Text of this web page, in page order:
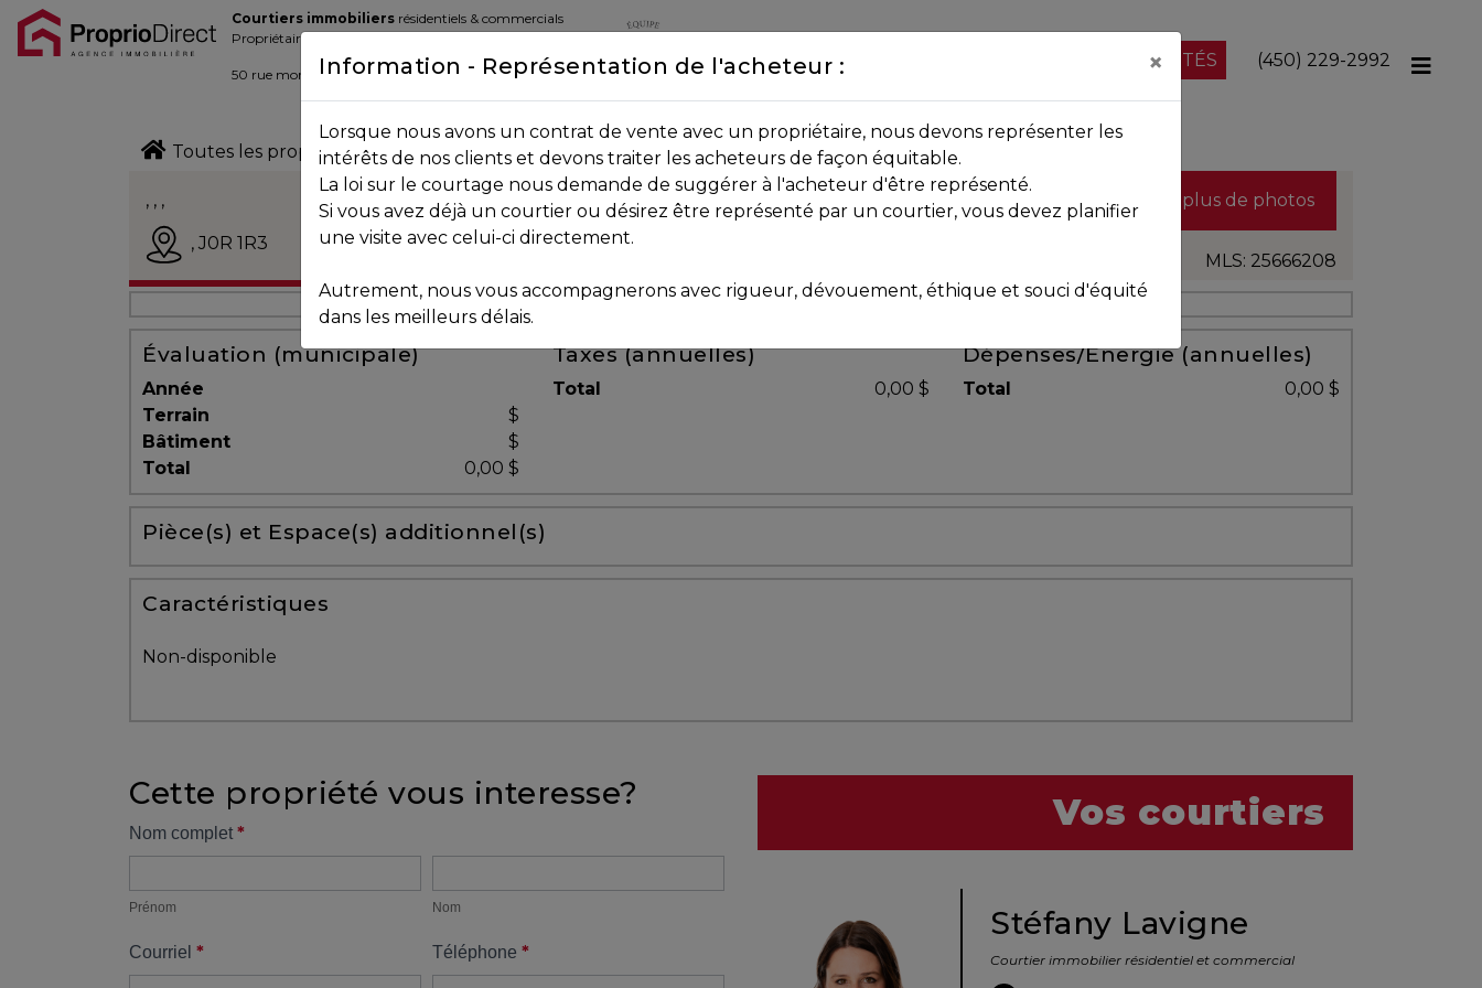
Blogue
COURTIERS
VENDRE
Courtiers immobiliers résidentiels & commercials
Propriétaires de la place d’affaire
50 rue morin,Sainte-Adèle, Québec J8B 2P7 DEPUIS 2013
NOS PROPRIÉTÉS (450) 229-2992
Toutes les propriétés
Vendu
, , ,
, J0R 1R3
Voir plus de photos
MLS: 25666208
Évaluation (municipale)
Année
Terrain
$
Bâtiment
$
Total
0,00 $
Taxes (annuelles)
Total 0,00 $
Dépenses/Énergie (annuelles)
Total 0,00 $
Pièce(s) et Espace(s) additionnel(s)
Caractéristiques
Non-disponible
Cette propriété vous interesse?
Formulaire
Nom complet *
Prénom Nom
Courriel * Téléphone*
Vos courtiers
Stéfany Lavigne
Courtier immobilier résidentiel et commercial
Information - Représentation de l'acheteur : ×
Lorsque nous avons un contrat de vente avec un propriétaire, nous devons représenter les
intérêts de nos clients et devons traiter les acheteurs de façon équitable.
La loi sur le courtage nous demande de suggérer à l'acheteur d'être représenté.
Si vous avez déjà un courtier ou désirez être représenté par un courtier, vous devez planifier
une visite avec celui-ci directement.
Autrement, nous vous accompagnerons avec rigueur, dévouement, éthique et souci d'équité
dans les meilleurs délais.